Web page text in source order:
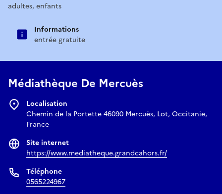
adultes, enfants
Informations
entrée gratuite
Médiathèque De Mercuès
Localisation
Chemin de la Portette 46090 Mercuès, Lot, Occitanie,
France
Site internet
https://www.mediatheque.grandcahors.fr/
Téléphone
0565224967